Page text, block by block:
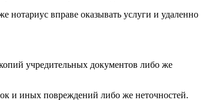
нотариус вправе оказывать услуги и удаленно
учредительных документов либо же
и иных повреждений либо же неточностей.